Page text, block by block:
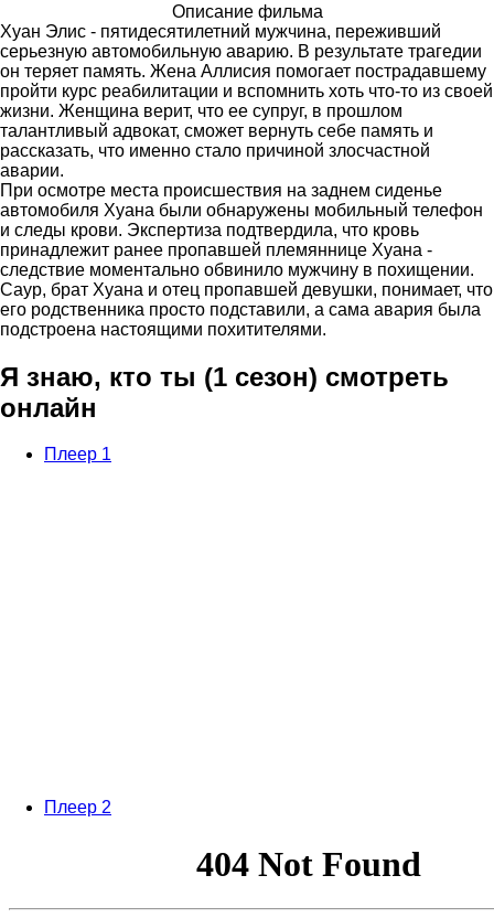
Описание фильма
Хуан Элис - пятидесятилетний мужчина, переживший
серьезную автомобильную аварию. В результате трагедии
он теряет память. Жена Аллисия помогает пострадавшему
пройти курс реабилитации и вспомнить хоть что-то из своей
жизни. Женщина верит, что ее супруг, в прошлом
талантливый адвокат, сможет вернуть себе память и
рассказать, что именно стало причиной злосчастной
аварии.
При осмотре места происшествия на заднем сиденье
автомобиля Хуана были обнаружены мобильный телефон
и следы крови. Экспертиза подтвердила, что кровь
принадлежит ранее пропавшей племяннице Хуана -
следствие моментально обвинило мужчину в похищении.
Саур, брат Хуана и отец пропавшей девушки, понимает, что
его родственника просто подставили, а сама авария была
подстроена настоящими похитителями.
Я знаю, кто ты (1 сезон) смотреть
онлайн
Плеер 1
Плеер 2